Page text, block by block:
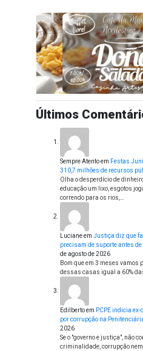
Últimos
Sempre Atentoem Festas
310,7 milhões de recursos
Olha o desperdício de
educação um lixo, esgotos
correndo para os rios,…
Lucianeem Justiça diz que
precisam de suporte antes
de agosto de 2026
Bom que em 3 meses vamos
dessas casas igual a 60%
Edilbertoem PCPE indicia
por corrupção na
2026
Se o "governo e justiça", não
criminalidade, corrupção nem